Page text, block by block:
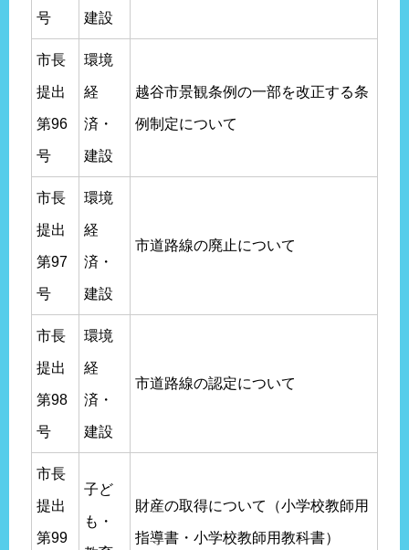
号 建設
市長
提出
第96
号
環境
経
済・
建設
越谷市景観条例の一部を改正する条
例制定について
市長
提出
第97
号
環境
経
済・
建設
市道路線の廃止について
市長
提出
第98
号
環境
経
済・
建設
市道路線の認定について
市長
提出
第99
子ど
も・
財産の取得について（小学校教師用
指導書・小学校教師用教科書）